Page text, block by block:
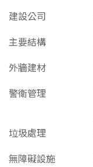
建設公司
主要結構
外牆建材
警衛管理
垃圾處理
無障礙設施